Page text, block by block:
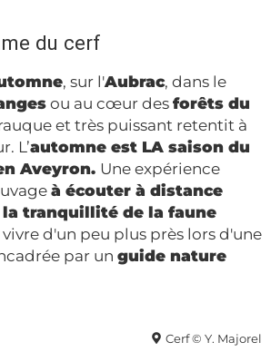
du cerf
, sur l'Aubrac, dans le
ou au cœur des forêts du
et très puissant retentit à
L’automne est LA saison du
Aveyron. Une expérience
à écouter à distance
tranquillité de la faune
d'un peu plus près lors d'une
par un guide nature
Cerf © Y. Majorel